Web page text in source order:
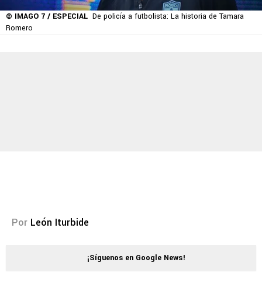
© IMAGO 7 / ESPECIAL De policía a futbolista: La historia de Tamara
Romero
Por León Iturbide
¡Síguenos en Google News!